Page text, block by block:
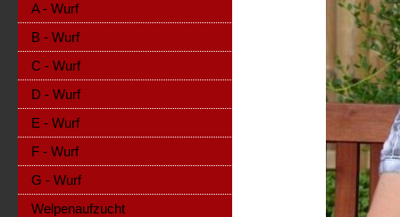
A - Wurf
B - Wurf
C - Wurf
D - Wurf
E - Wurf
F - Wurf
G - Wurf
Welpenaufzucht